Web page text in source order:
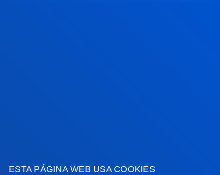
ESTA PÁGINA WEB USA COOKIES
FACULTADES